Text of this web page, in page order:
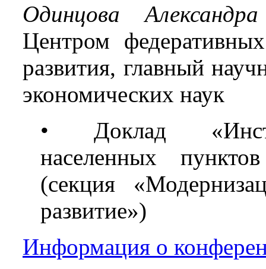
Одинцова
Центром
развития, главный
экономических наук
• Доклад
населенных
(секция
развитие»)
Информация о